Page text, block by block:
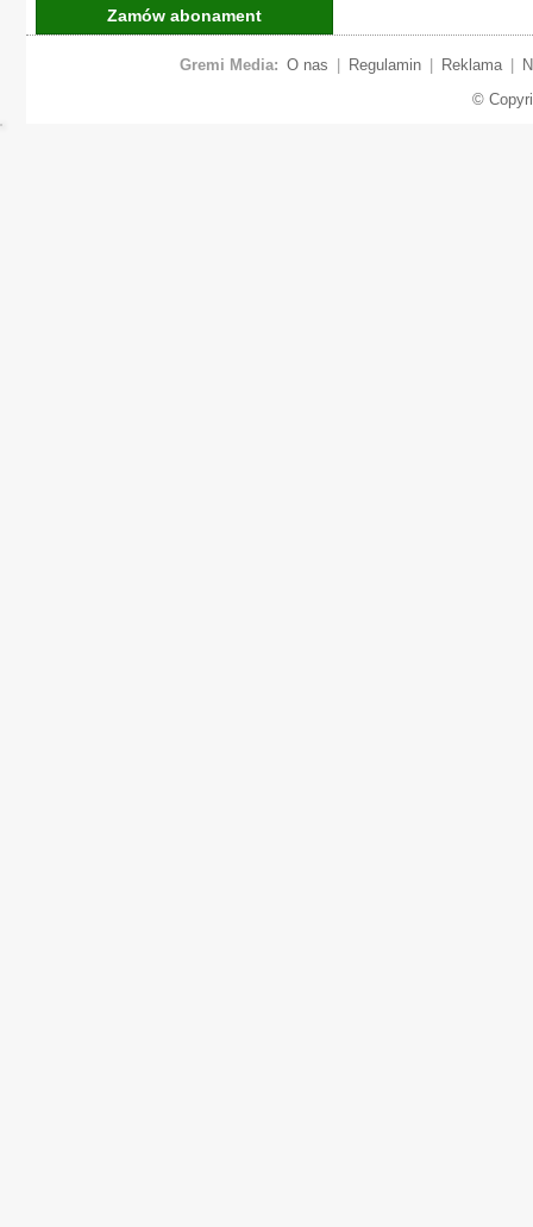
Zamów abonament
Gremi Media: O nas Regulamin Reklama
©